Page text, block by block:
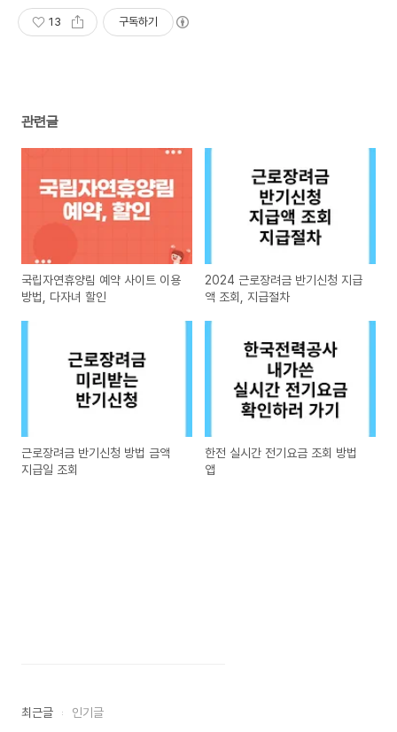
13 구독하기
관련글
국립자연휴양림 예약 사이트 이용
방법, 다자녀 할인
2024 근로장려금 반기신청 지급
액 조회, 지급절차
근로장려금 반기신청 방법 금액
지급일 조회
한전 실시간 전기요금 조회 방법
앱
최근글 인기글